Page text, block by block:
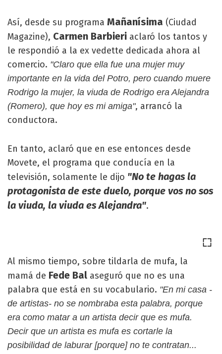
Así, desde su programa Mañanísima (Ciudad
Magazine), Carmen Barbieri aclaró los tantos y
le respondió a la ex vedette dedicada ahora al
comercio. "Claro que ella fue una mujer muy
importante en la vida del Potro, pero cuando muere
Rodrigo la mujer, la viuda de Rodrigo era Alejandra
(Romero), que hoy es mi amiga", arrancó la
conductora.
En tanto, aclaró que en ese entonces desde
Movete, el programa que conducía en la
televisión, solamente le dijo "No te hagas la
protagonista de este duelo, porque vos no sos
la viuda, la viuda es Alejandra".
Al mismo tiempo, sobre tildarla de mufa, la
mamá de Fede Bal aseguró que no es una
palabra que está en su vocabulario. "En mi casa -
de artistas- no se nombraba esta palabra, porque
era como matar a un artista decir que es mufa.
Decir que un artista es mufa es cortarle la
posibilidad de laburar [porque] no te contratan...